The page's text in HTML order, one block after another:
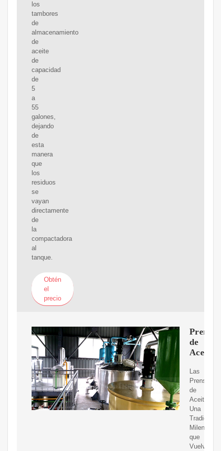
los
tambores
de
almacenamiento
de
aceite
de
capacidad
de
5
a
55
galones,
dejando
de
esta
manera
que
los
residuos
se
vayan
directamente
de
la
compactadora
al
tanque.
Obtén
el
precio
Prensas
de
Aceite
Las
Prensas
de
Aceite:
Una
Tradición
Milenaria
que
Vuelve